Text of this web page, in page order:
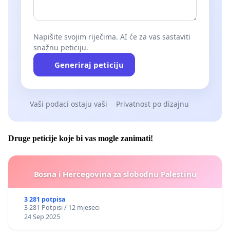
Napišite svojim riječima. AI će za vas sastaviti
snažnu peticiju.
Generiraj peticiju
Vaši podaci ostaju vaši Privatnost po dizajnu
Druge peticije koje bi vas mogle zanimati!
Bosna i Hercegovina za slobodnu Palestinu
3 281 potpisa
3 281 Potpisi / 12 mjeseci
24 Sep 2025